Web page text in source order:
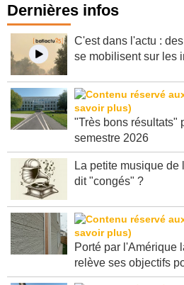
Dernières infos
C'est dans l'actu :
se mobilisent sur les
"Très bons résultats"
semestre 2026
La petite musique de
dit "congés" ?
Porté par l'Amérique
relève ses objectifs